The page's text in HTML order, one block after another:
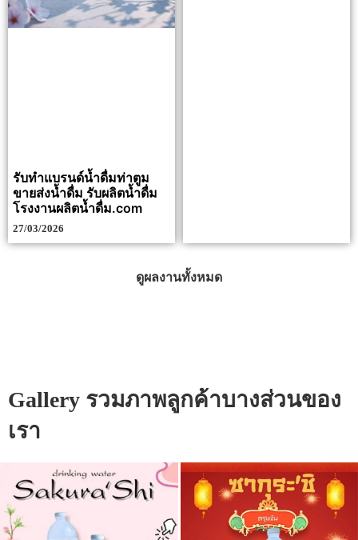
รับทำแบรนด์น้ำดื่มท่าตูม
ขายส่งน้ำดื่ม รับผลิตน้ำดื่ม
โรงงานผลิตน้ำดื่ม.com
27/03/2026
ดูผลงานทั้งหมด
Gallery รวมภาพลูกค้าบางส่วนของ
เรา